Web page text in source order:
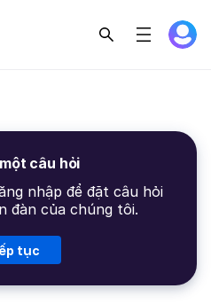
câu hỏi
nhập để đặt câu hỏi
đàn của chúng tôi.
tục